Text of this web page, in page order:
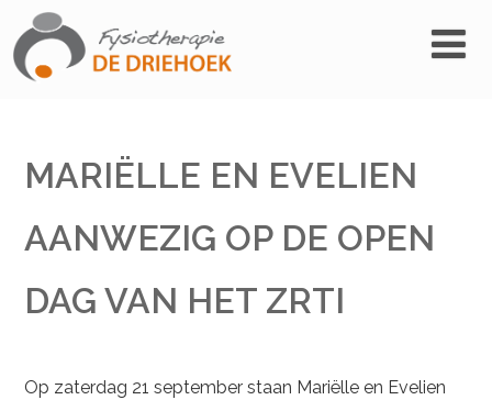
MARIËLLE EN EVELIEN
AANWEZIG OP DE OPEN
DAG VAN HET ZRTI
Op zaterdag 21 september staan Mariëlleen Evelien